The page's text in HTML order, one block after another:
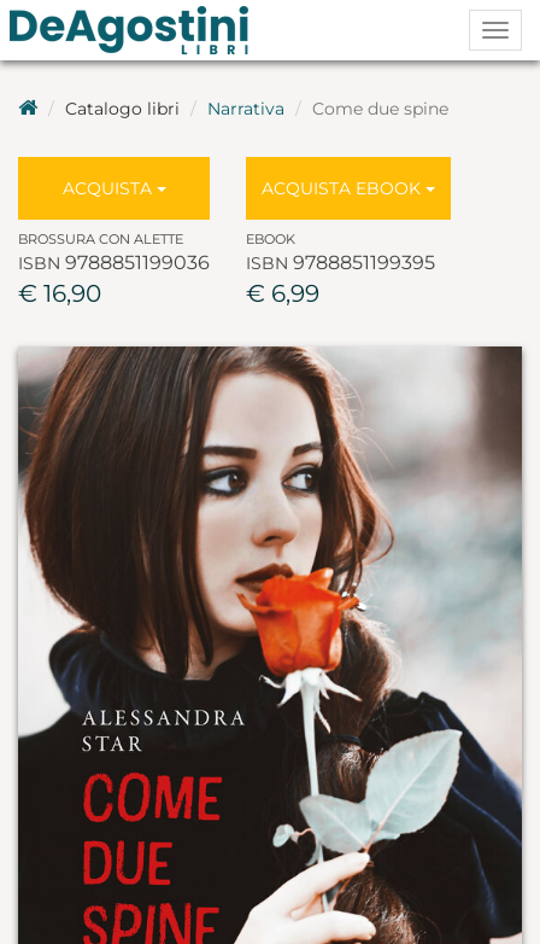
Catalogo libri Narrativa Come due spine
ACQUISTA
BROSSURA CON ALETTE
ISBN 9788851199036
€ 16,90
ACQUISTA EBOOK
EBOOK
ISBN 9788851199395
€ 6,99